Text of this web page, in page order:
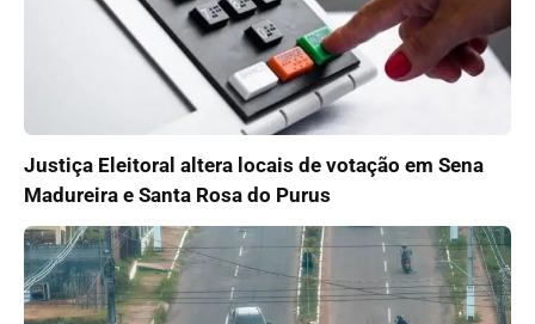
Justiça Eleitoral altera locais de votação em Sena
Madureira e Santa Rosa do Purus